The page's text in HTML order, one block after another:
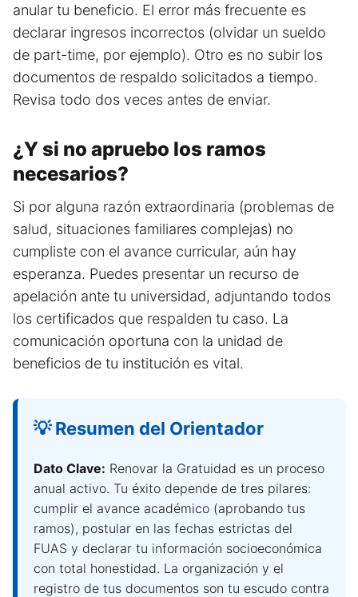
anular tu beneficio. El error más frecuente es
declarar ingresos incorrectos (olvidar un sueldo
de part-time, por ejemplo). Otro es no subir los
documentos de respaldo solicitados a tiempo.
Revisa todo dos veces antes de enviar.
¿Y si no apruebo los ramos
necesarios?
Si por alguna razón extraordinaria (problemas de
salud, situaciones familiares complejas) no
cumpliste con el avance curricular, aún hay
esperanza. Puedes presentar un recurso de
apelación ante tu universidad, adjuntando todos
los certificados que respalden tu caso. La
comunicación oportuna con la unidad de
beneficios de tu institución es vital.
💡 Resumen del Orientador
Dato Clave: Renovar la Gratuidad es un proceso
anual activo. Tu éxito depende de tres pilares:
cumplir el avance académico (aprobando tus
ramos), postular en las fechas estrictas del
FUAS y declarar tu información socioeconómica
con total honestidad. La organización y el
registro de tus documentos son tu escudo contra